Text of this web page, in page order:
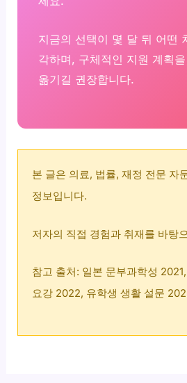
지금의 선택이 몇 달 뒤 어떤
각하며, 구체적인 지원 계획
옮기길 권장합니다.
본 글은 의료, 법률, 재정 전문 자
정보입니다.
저자의 직접 경험과 취재를 바탕
참고 출처: 일본 문부과학성
요강 2022, 유학생 생활 설문